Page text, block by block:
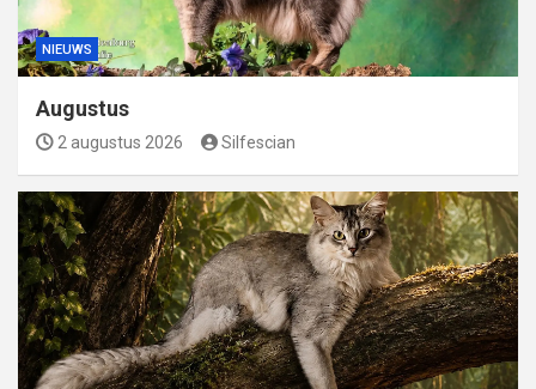
NIEUWS
Augustus
2 augustus 2026 Silfescian